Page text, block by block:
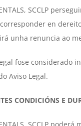
SCCLP
en dereito.
unha renuncia ao
fose
Aviso Legal.
CONDICIÓNS E